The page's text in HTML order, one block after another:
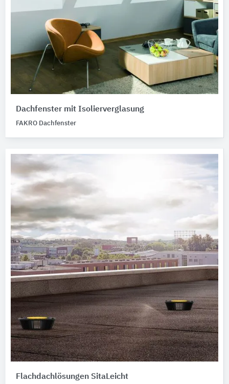
Dachfenster mit Isolierverglasung
FAKRO Dachfenster
Flachdachlösungen SitaLeicht